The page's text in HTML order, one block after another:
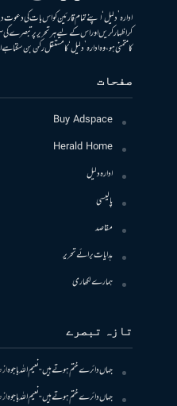
ادارہ ’دلیل‘ اپنے تمام قارئین کو اس بات کی دعوت
کر اظہار کریں اور اس کے لیے ہر تحریر پر تبصرے
کا متمنی ہو، وہ ادارہ ’دلیل‘ کا مستقل رکن بن
صفحات
Buy Adspace
Herald Home
ادارہ دلیل
پالیسی
مقاصد
ہدایات برائے تحریر
ہمارے لکھاری
تازہ تبصرے
جہاں دائرے ختم ہوتے ہیں- نعیم اللہ باجوہاز
جہاں دائرے ختم ہوتے ہیں- نعیم اللہ باجوہاز